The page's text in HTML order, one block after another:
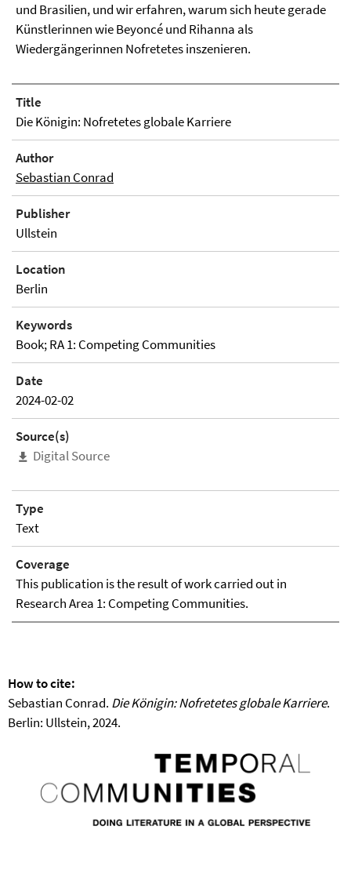
und Brasilien, und wir erfahren, warum sich heute gerade
Künstlerinnen wie Beyoncé und Rihanna als
Wiedergängerinnen Nofretetes inszenieren.
Title
Die Königin: Nofretetes globale Karriere
Author
Sebastian Conrad
Publisher
Ullstein
Location
Berlin
Keywords
Book; RA 1: Competing Communities
Date
2024-02-02
Source(s)
Digital Source
Type
Text
Coverage
This publication is the result of work carried out in
Research Area 1: Competing Communities.
How to cite:
Sebastian Conrad. Die Königin: Nofretetes globale Karriere.
Berlin: Ullstein, 2024.